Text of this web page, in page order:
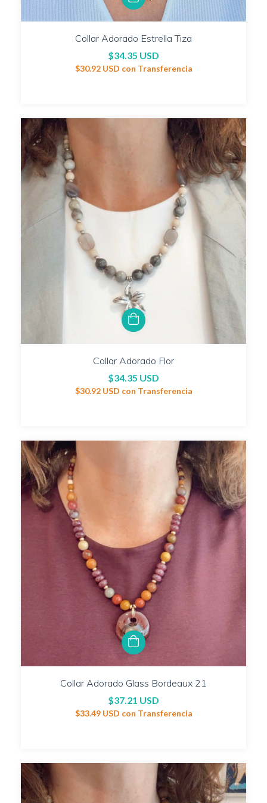
Collar Adorado Estrella Tiza
$34.35 USD
$30.92 USD con Transferencia
Collar Adorado Flor
$34.35 USD
$30.92 USD con Transferencia
Collar Adorado Glass Bordeaux 21
$37.21 USD
$33.49 USD con Transferencia